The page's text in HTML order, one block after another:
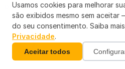
Diário Oficial de RO
Usamos cookies para melhorar
são exibidos mesmo sem
do seu consentimento. Saiba
Privacidade.
Aceitar todos